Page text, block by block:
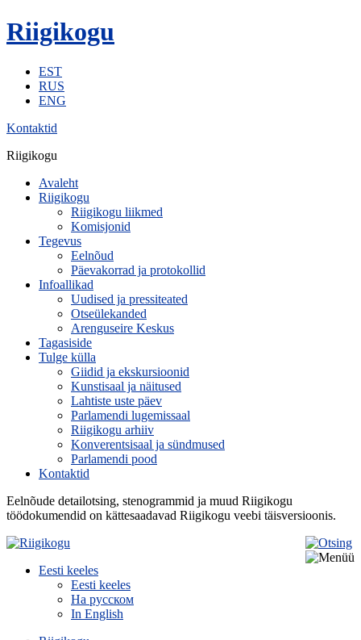
Riigikogu
EST
RUS
ENG
Kontaktid
Riigikogu
Avaleht
Riigikogu
Riigikogu liikmed
Komisjonid
Tegevus
Eelnõud
Päevakorrad ja protokollid
Infoallikad
Uudised ja pressiteated
Otseülekanded
Arenguseire Keskus
Tagasiside
Tulge külla
Giidid ja ekskursioonid
Kunstisaal ja näitused
Lahtiste uste päev
Parlamendi lugemissaal
Riigikogu arhiiv
Konverentsisaal ja sündmused
Parlamendi pood
Kontaktid
Eelnõude detailotsing, stenogrammid ja muud Riigikogu
töödokumendid on kättesaadavad Riigikogu veebi täisversioonis.
Eesti keeles
Eesti keeles
На русском
In English